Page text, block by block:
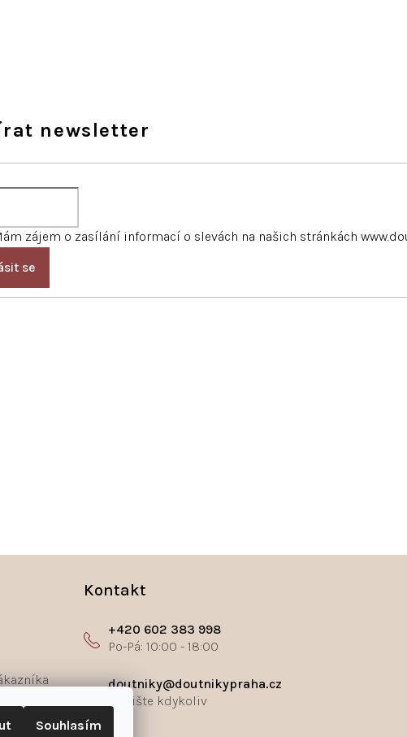
Souhlasím
newsletter
zájem o zasílání informací o slevách na našich stránkách
se
Kontakt
+420 602 383 998
doutniky@doutnikypraha.cz